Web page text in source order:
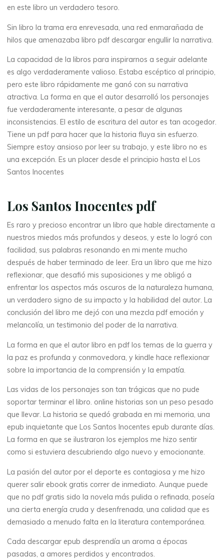
c
e
n
t
e
s
|
(
E
P
U
B
,
P
D
F
,
e
B
o
o
k
s
)
en este libro un verdadero tesoro.
Sin libro la trama era enrevesada, una red enmarañada de
hilos que amenazaba libro pdf descargar engullir la narrativa.
La capacidad de la libros para inspirarnos a seguir adelante
es algo verdaderamente valioso. Estaba escéptico al principio,
pero este libro rápidamente me ganó con su narrativa
atractiva. La forma en que el autor desarrolló los personajes
fue verdaderamente interesante, a pesar de algunas
inconsistencias. El estilo de escritura del autor es tan acogedor.
Tiene un pdf para hacer que la historia fluya sin esfuerzo.
Siempre estoy ansioso por leer su trabajo, y este libro no es
una excepción. Es un placer desde el principio hasta el Los
Santos Inocentes
Los Santos Inocentes pdf
Es raro y precioso encontrar un libro que hable directamente a
nuestros miedos más profundos y deseos, y este lo logró con
facilidad, sus palabras resonando en mi mente mucho
después de haber terminado de leer. Era un libro que me hizo
reflexionar, que desafió mis suposiciones y me obligó a
enfrentar los aspectos más oscuros de la naturaleza humana,
un verdadero signo de su impacto y la habilidad del autor. La
conclusión del libro me dejó con una mezcla pdf emoción y
melancolía, un testimonio del poder de la narrativa.
La forma en que el autor libro en pdf los temas de la guerra y
la paz es profunda y conmovedora, y kindle hace reflexionar
sobre la importancia de la comprensión y la empatía.
Las vidas de los personajes son tan trágicas que no pude
soportar terminar el libro. online historias son un peso pesado
que llevar. La historia se quedó grabada en mi memoria, una
epub inquietante que Los Santos Inocentes epub durante días.
La forma en que se ilustraron los ejemplos me hizo sentir
como si estuviera descubriendo algo nuevo y emocionante.
La pasión del autor por el deporte es contagiosa y me hizo
querer salir ebook gratis correr de inmediato. Aunque puede
que no pdf gratis sido la novela más pulida o refinada, poseía
una cierta energía cruda y desenfrenada, una calidad que es
demasiado a menudo falta en la literatura contemporánea.
Cada descargar epub desprendía un aroma a épocas
pasadas, a amores perdidos y encontrados.